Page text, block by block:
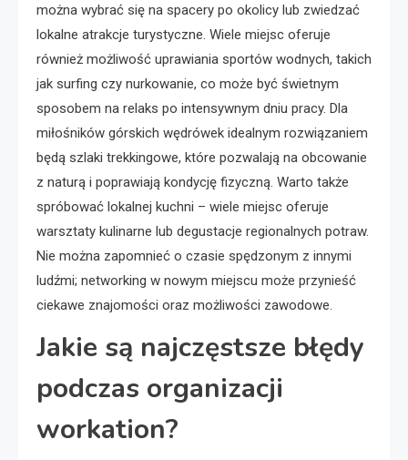
można wybrać się na spacery po okolicy lub zwiedzać
lokalne atrakcje turystyczne. Wiele miejsc oferuje
również możliwość uprawiania sportów wodnych, takich
jak surfing czy nurkowanie, co może być świetnym
sposobem na relaks po intensywnym dniu pracy. Dla
miłośników górskich wędrówek idealnym rozwiązaniem
będą szlaki trekkingowe, które pozwalają na obcowanie
z naturą i poprawiają kondycję fizyczną. Warto także
spróbować lokalnej kuchni – wiele miejsc oferuje
warsztaty kulinarne lub degustacje regionalnych potraw.
Nie można zapomnieć o czasie spędzonym z innymi
ludźmi; networking w nowym miejscu może przynieść
ciekawe znajomości oraz możliwości zawodowe.
Jakie są najczęstsze błędy
podczas organizacji
workation?